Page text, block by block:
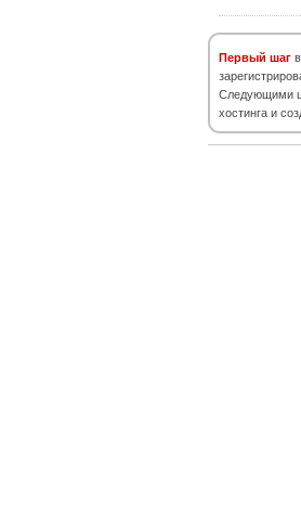
Первый шаг
Следующими
хостинга и